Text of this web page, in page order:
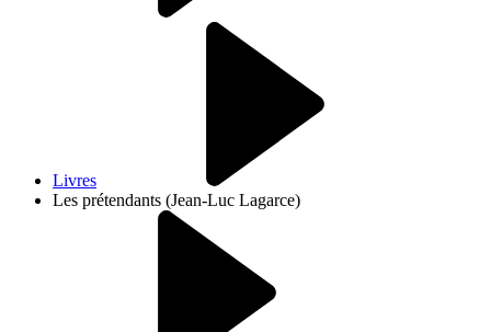
Livres
Les prétendants (Jean-Luc Lagarce)